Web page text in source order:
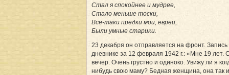
Стал я спокойнее и мудрее,
Стало меньше тоски,
Все-таки предки мои, евреи,
Были умные старики.
23 декабря он отправляется на фронт. Запись
дневнике за 12 февраля 1942 г.: «Мне 19 лет.
вечер. Очень грустно и одиноко. Увижу ли я
нибудь свою маму? Бедная женщина, она так